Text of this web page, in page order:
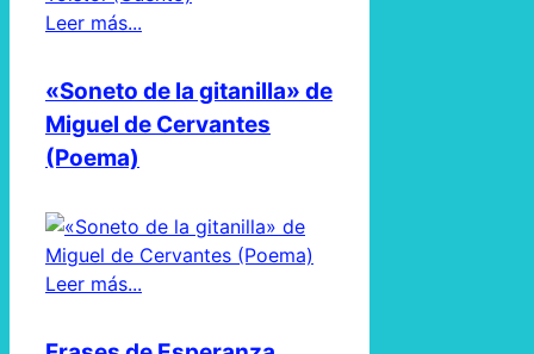
Leer más...
«Soneto de la gitanilla» de
Miguel de Cervantes
(Poema)
Leer más...